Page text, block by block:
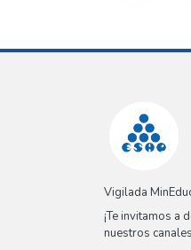
Vigilada
¡Te invitamos a
nuestros